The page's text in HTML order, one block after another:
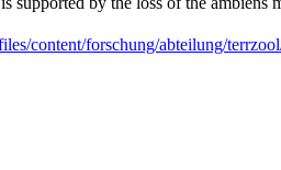
content/forschung/abteilung/